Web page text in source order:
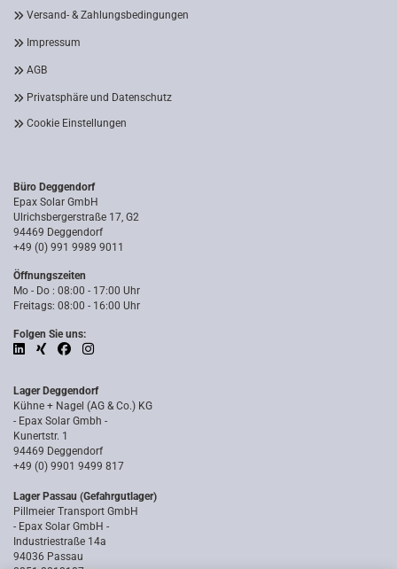
Versand- & Zahlungsbedingungen
Impressum
AGB
Privatsphäre und Datenschutz
Cookie Einstellungen
Büro Deggendorf
Epax Solar GmbH
Ulrichsbergerstraße 17, G2
94469 Deggendorf
+49 (0) 991 9989 9011
Öffnungszeiten
Mo - Do : 08:00 - 17:00 Uhr
Freitags: 08:00 - 16:00 Uhr
Folgen Sie uns:
Lager Deggendorf
Kühne + Nagel (AG & Co.) KG
- Epax Solar Gmbh -
Kunertstr. 1
94469 Deggendorf
+49 (0) 9901 9499 817
Lager Passau (Gefahrgutlager)
Pillmeier Transport GmbH
- Epax Solar GmbH -
Industriestraße 14a
94036 Passau